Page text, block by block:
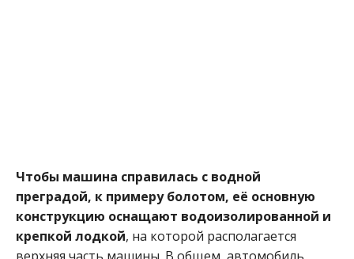
Чтобы машина справилась с водной
преградой, к примеру болотом, её основную
конструкцию оснащают водоизолированной и
крепкой лодкой, на которой располагается